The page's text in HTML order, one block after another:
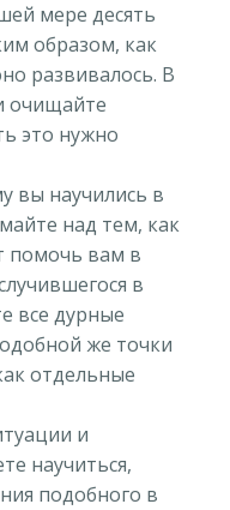
мере десять
образом, как
развивалось. В
очищайте
это нужно
вы научились в
над тем, как
помочь вам в
в
все дурные
же точки
отдельные
и
научиться,
подобного в